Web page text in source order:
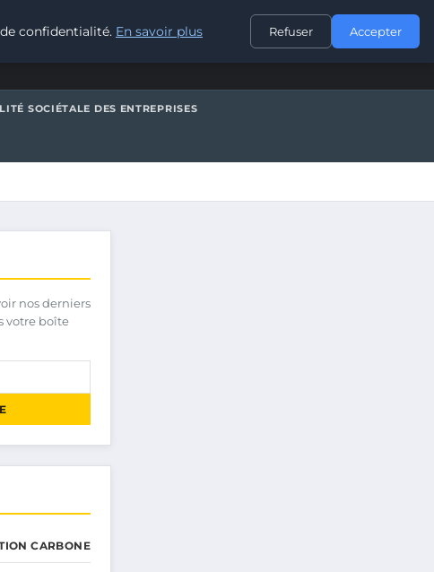
CONTACT
SOCIÉTALE DES ENTREPRISES
nos derniers
votre boîte
CARBONE
confidentialité. En savoir plus Refuser Accepter